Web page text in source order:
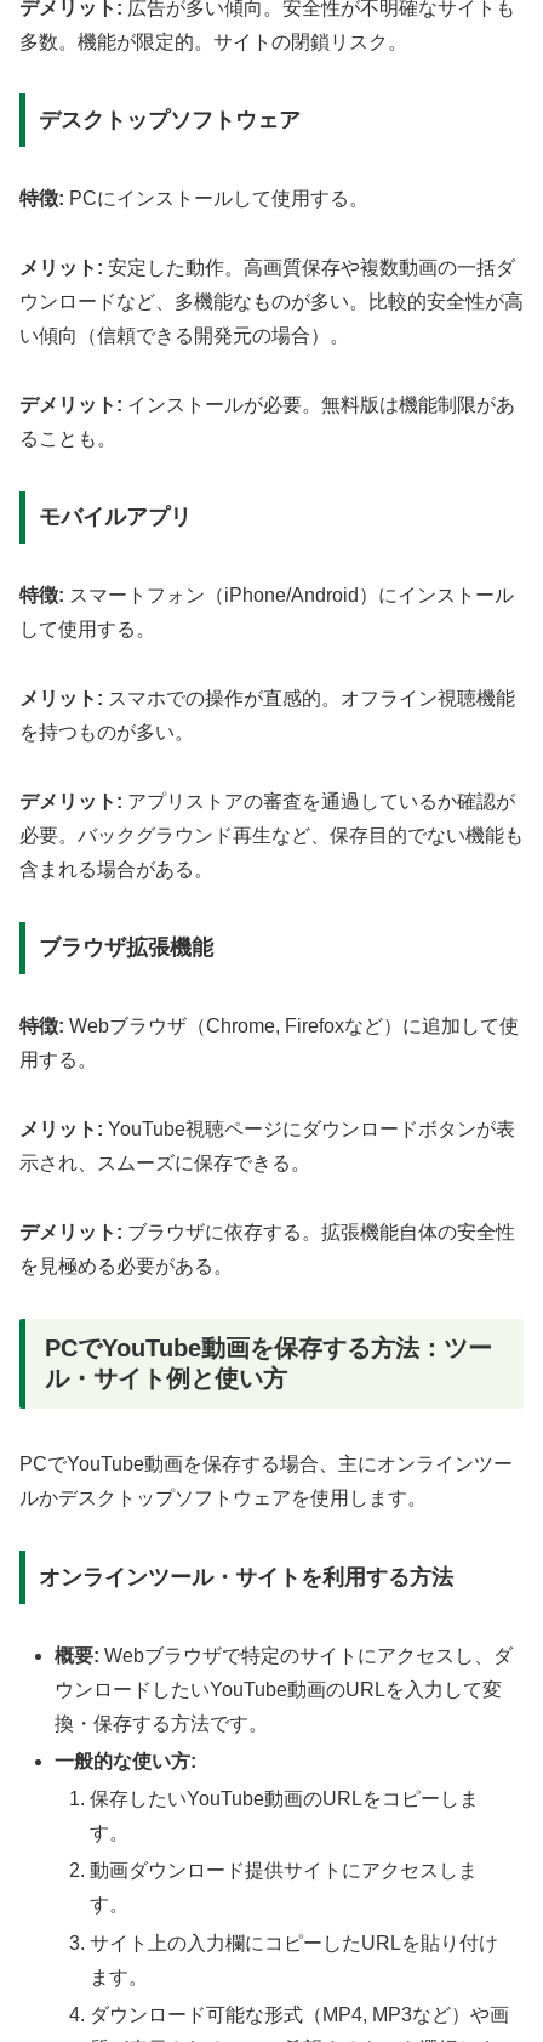
デメリット: 広告が多い傾向。安全性が不明確なサイトも
多数。機能が限定的。サイトの閉鎖リスク。
デスクトップソフトウェア
特徴: PCにインストールして使用する。
メリット: 安定した動作。高画質保存や複数動画の一括ダ
ウンロードなど、多機能なものが多い。比較的安全性が高
い傾向（信頼できる開発元の場合）。
デメリット: インストールが必要。無料版は機能制限があ
ることも。
モバイルアプリ
特徴: スマートフォン（iPhone/Android）にインストール
して使用する。
メリット: スマホでの操作が直感的。オフライン視聴機能
を持つものが多い。
デメリット: アプリストアの審査を通過しているか確認が
必要。バックグラウンド再生など、保存目的でない機能も
含まれる場合がある。
ブラウザ拡張機能
特徴: Webブラウザ（Chrome, Firefoxなど）に追加して使
用する。
メリット: YouTube視聴ページにダウンロードボタンが表
示され、スムーズに保存できる。
デメリット: ブラウザに依存する。拡張機能自体の安全性
を見極める必要がある。
PCでYouTube動画を保存する方法：ツー
ル・サイト例と使い方
PCでYouTube動画を保存する場合、主にオンラインツー
ルかデスクトップソフトウェアを使用します。
オンラインツール・サイトを利用する方法
概要: Webブラウザで特定のサイトにアクセスし、ダ
ウンロードしたいYouTube動画のURLを入力して変
換・保存する方法です。
一般的な使い方:
保存したいYouTube動画のURLをコピーしま
す。
動画ダウンロード提供サイトにアクセスしま
す。
サイト上の入力欄にコピーしたURLを貼り付け
ます。
ダウンロード可能な形式（MP4, MP3など）や画